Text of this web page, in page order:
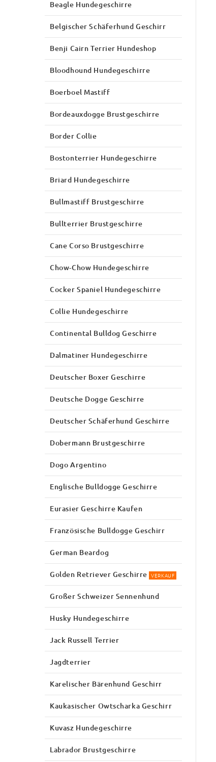
Beagle Hundegeschirre
Belgischer Schäferhund Geschirr
Benji Cairn Terrier Hundeshop
Bloodhound Hundegeschirre
Boerboel Mastiff
Bordeauxdogge Brustgeschirre
Border Collie
Bostonterrier Hundegeschirre
Briard Hundegeschirre
Bullmastiff Brustgeschirre
Bullterrier Brustgeschirre
Cane Corso Brustgeschirre
Chow-Chow Hundegeschirre
Cocker Spaniel Hundegeschirre
Collie Hundegeschirre
Continental Bulldog Geschirre
Dalmatiner Hundegeschirre
Deutscher Boxer Geschirre
Deutsche Dogge Geschirre
Deutscher Schäferhund Geschirre
Dobermann Brustgeschirre
Dogo Argentino
Englische Bulldogge Geschirre
Eurasier Geschirre Kaufen
Französische Bulldogge Geschirr
German Beardog
Golden Retriever Geschirre VERKAUF
Großer Schweizer Sennenhund
Husky Hundegeschirre
Jack Russell Terrier
Jagdterrier
Karelischer Bärenhund Geschirr
Kaukasischer Owtscharka Geschirr
Kuvasz Hundegeschirre
Labrador Brustgeschirre